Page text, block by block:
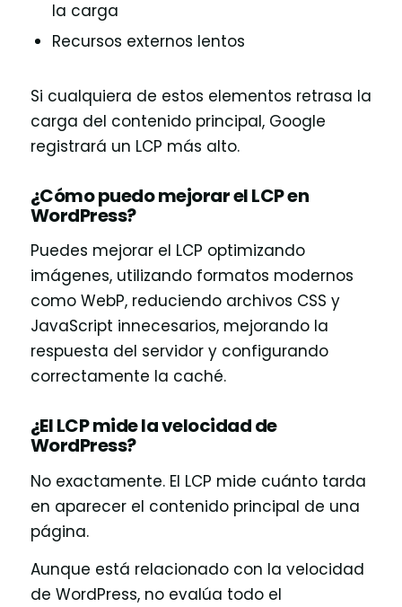
la carga
Recursos externos lentos
Si cualquiera de estos elementos retrasa la
carga del contenido principal, Google
registrará un LCP más alto.
¿Cómo puedo mejorar el LCP en
WordPress?
Puedes mejorar el LCP optimizando
imágenes, utilizando formatos modernos
como WebP, reduciendo archivos CSS y
JavaScript innecesarios, mejorando la
respuesta del servidor y configurando
correctamente la caché.
¿El LCP mide la velocidad de
WordPress?
No exactamente. El LCP mide cuánto tarda
en aparecer el contenido principal de una
página.
Aunque está relacionado con la velocidad
de WordPress, no evalúa todo el